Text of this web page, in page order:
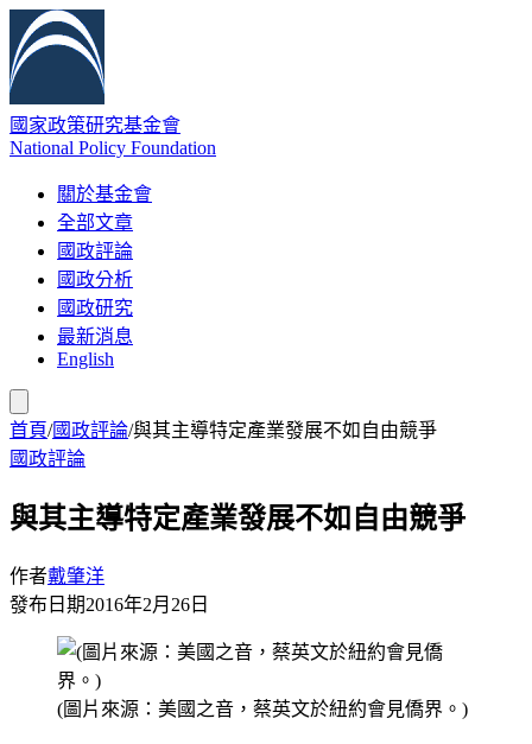
國家政策研究基金會
National Policy Foundation
關於基金會
全部文章
國政評論
國政分析
國政研究
最新消息
English
首頁/國政評論/與其主導特定產業發展不如自由競爭
國政評論
與其主導特定產業發展不如自由競爭
作者戴肇洋
發布日期2016年2月26日
(圖片來源：美國之音，蔡英文於紐約會見僑界。)